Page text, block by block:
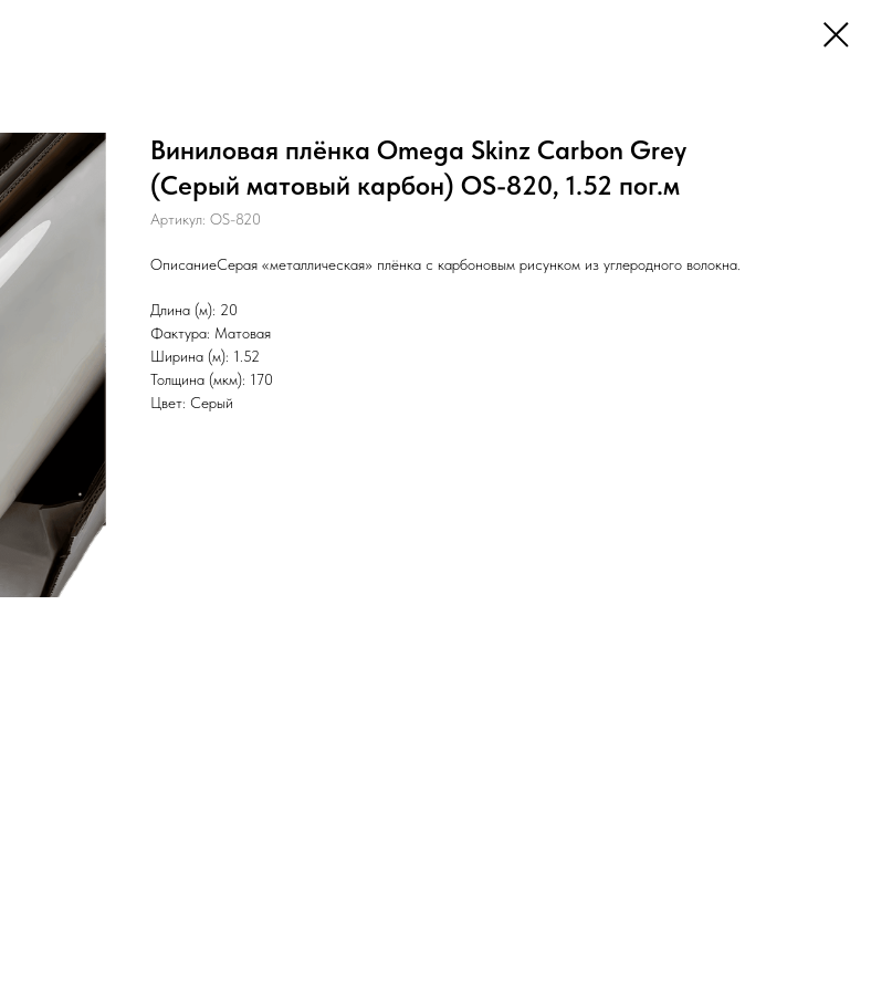
Виниловая плёнка Omega Skinz Carbon Grey
(Серый матовый карбон) OS-820, 1.52 пог.м
Артикул: OS-820
ОписаниеСерая «металлическая» плёнка с карбоновым рисунком из углеродного волокна.
Длина (м): 20
Фактура: Матовая
Ширина (м): 1.52
Толщина (мкм): 170
Цвет: Серый